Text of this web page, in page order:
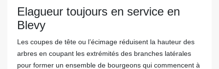
Elagueur toujours en service en
Blevy
Les coupes de tête ou l’écimage réduisent la hauteur des
arbres en coupant les extrémités des branches latérales
pour former un ensemble de bourgeons qui commencent à